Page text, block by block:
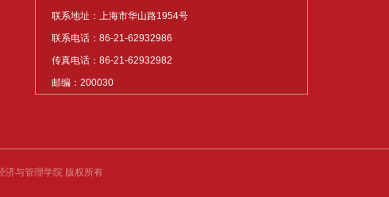
联系地址：上海市华山路1954号
联系电话：86-21-62932986
传真电话：86-21-62932982
邮编：200030
与管理学院 版权所有